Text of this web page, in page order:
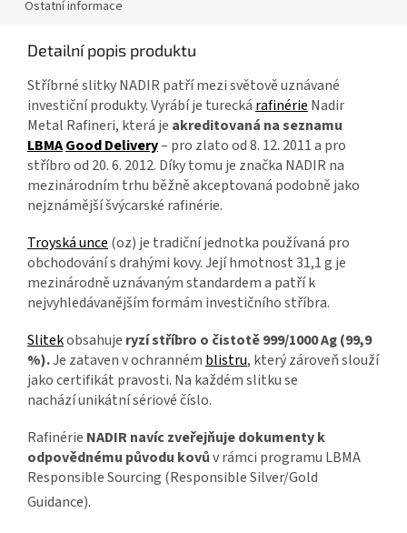
Ostatní informace
Detailní popis produktu
Stříbrné slitky NADIR patří mezi světově uznávané
investiční produkty. Vyrábí je turecká rafinérie Nadir
Metal Rafineri, která je akreditovaná na seznamu
LBMAGood Delivery– pro zlato od 8. 12. 2011 a pro
stříbro od 20. 6. 2012. Díky tomu je značka NADIR na
mezinárodním trhu běžně akceptovaná podobně jako
nejznámější švýcarské rafinérie.
Troyská unce (oz) je tradiční jednotka používaná pro
obchodování s drahými kovy. Její hmotnost 31,1 g je
mezinárodně uznávaným standardem a patří k
nejvyhledávanějším formám investičního stříbra.
Slitekobsahuje ryzí stříbro o čistotě 999/1000 Ag (99,9
%).Je zataven v ochranném blistru, který zároveň slouží
jako certifikát pravosti. Na každém slitku se
nachází unikátní sériové číslo.
Rafinérie NADIR navíc zveřejňuje dokumenty k
odpovědnému původu kovův rámci programu LBMA
Responsible Sourcing (Responsible Silver/Gold
Guidance).